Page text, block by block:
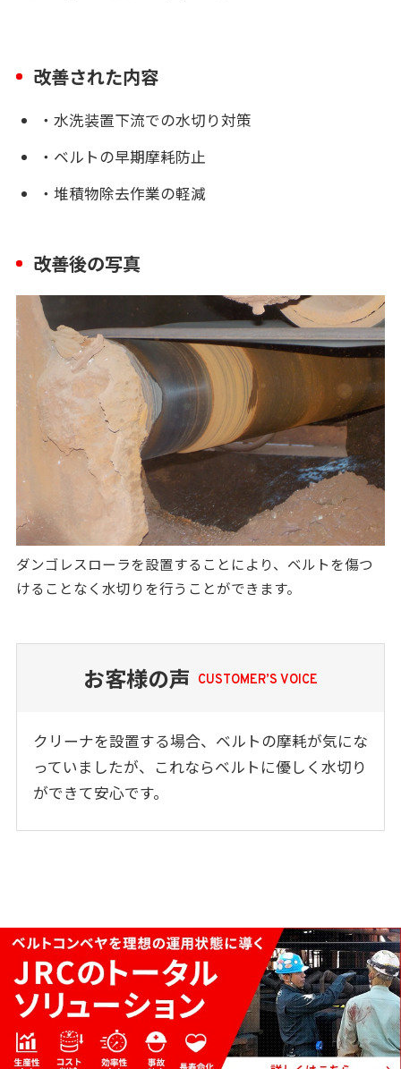
改善された内容
・水洗装置下流での水切り対策
・ベルトの早期摩耗防止
・堆積物除去作業の軽減
改善後の写真
ダンゴレスローラを設置することにより、ベルトを傷つ
けることなく水切りを行うことができます。
お客様の声 CUSTOMER’S VOICE
クリーナを設置する場合、ベルトの摩耗が気にな
っていましたが、これならベルトに優しく水切り
ができて安心です。